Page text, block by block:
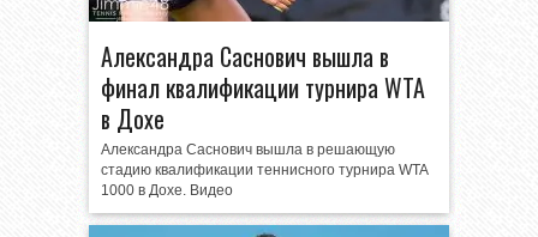
Александра Саснович вышла в
финал квалификации турнира WTA
в Дохе
Александра Саснович вышла в решающую
стадию квалификации теннисного турнира WTA
1000 в Дохе. Видео